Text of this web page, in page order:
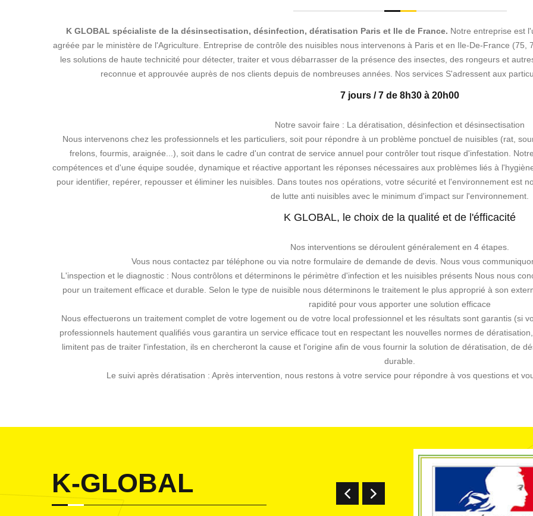
K GLOBAL spécialiste de la désinsectisation, désinfection, dératisation Paris et Ile de France. Notre entreprise est
agréée par le ministère de l'Agriculture. Entreprise de contrôle des nuisibles nous intervenons à Paris et en Ile-De-France
les solutions de haute technicité pour détecter, traiter et vous débarrasser de la présence des insectes, des rongeurs et
reconnue et approuvée auprès de nos clients depuis de nombreuses années. Nos services S'adressent aux
7 jours / 7 de 8h30 à 20h00
Notre savoir faire : La dératisation, désinfection et désinsectisation
Nous intervenons chez les professionnels et les particuliers, soit pour répondre à un problème ponctuel de nuisibles (rat,
frelons, fourmis, araignée...), soit dans le cadre d'un contrat de service annuel pour contrôler tout risque d'infestation.
compétences et d'une équipe soudée, dynamique et réactive apportant les réponses nécessaires aux problèmes liés à
pour identifier, repérer, repousser et éliminer les nuisibles. Dans toutes nos opérations, votre sécurité et l'environnement est
de lutte anti nuisibles avec le minimum d'impact sur l'environnement.
K GLOBAL, le choix de la qualité et de l'éfficacité
Nos interventions se déroulent généralement en 4 étapes.
Vous nous contactez par téléphone ou via notre formulaire de demande de devis. Nous vous
L'inspection et le diagnostic : Nous contrôlons et déterminons le périmètre d'infection et les nuisibles présents Nous nous
pour un traitement efficace et durable. Selon le type de nuisible nous déterminons le traitement le plus approprié à son
rapidité pour vous apporter une solution efficace
Nous effectuerons un traitement complet de votre logement ou de votre local professionnel et les résultats sont garantis (si
professionnels hautement qualifiés vous garantira un service efficace tout en respectant les nouvelles normes de
limitent pas de traiter l'infestation, ils en chercheront la cause et l'origine afin de vous fournir la solution de dératisation, de
durable.
Le suivi après dératisation : Après intervention, nous restons à votre service pour répondre à vos questions et
K-GLOBAL